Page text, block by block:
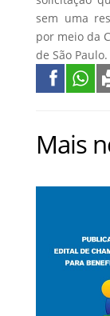
sem uma
por meio da
de São Paulo.
Mais